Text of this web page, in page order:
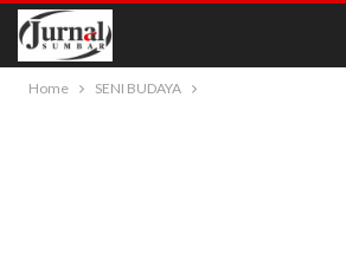
Home SENI BUDAYA